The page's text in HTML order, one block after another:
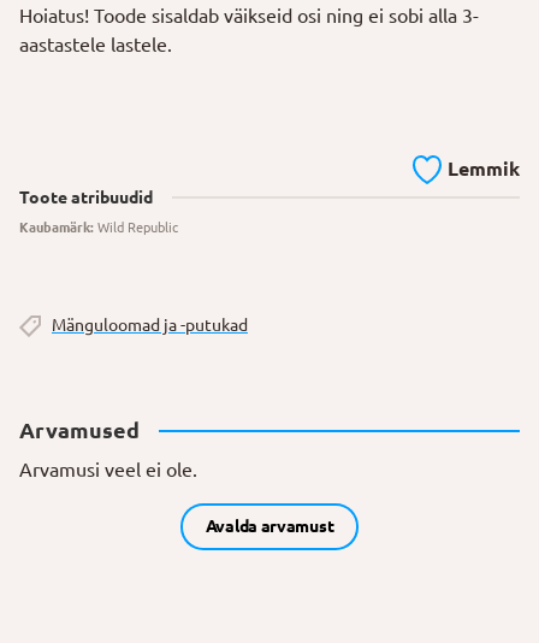
Hoiatus! Toode sisaldab väikseid osi ning ei sobi alla 3-
aastastele lastele.
Lemmik
Toote atribuudid
Kaubamärk: Wild Republic
Mänguloomad ja -putukad
Arvamused
Arvamusi veel ei ole.
Avalda arvamust